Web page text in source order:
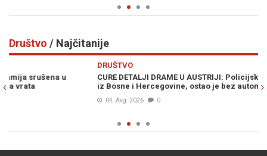
Društvo / Najčitanije
CURE DETALJI DRAME U AUSTRIJI: Policijska potjera za vozačem
iz Bosne i Hercegovine, ostao je bez automobila...